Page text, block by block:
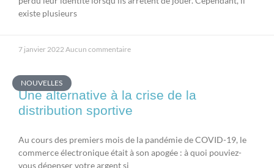
existe plusieurs
7 janvier 2022 Aucun commentaire
NOUVELLES
Une alternative à la crise de la
distribution sportive
Au cours des premiers mois de la pandémie de COVID-19, le
commerce électronique était à son apogée : à quoi pouviez-
vous dépenser votre argent si